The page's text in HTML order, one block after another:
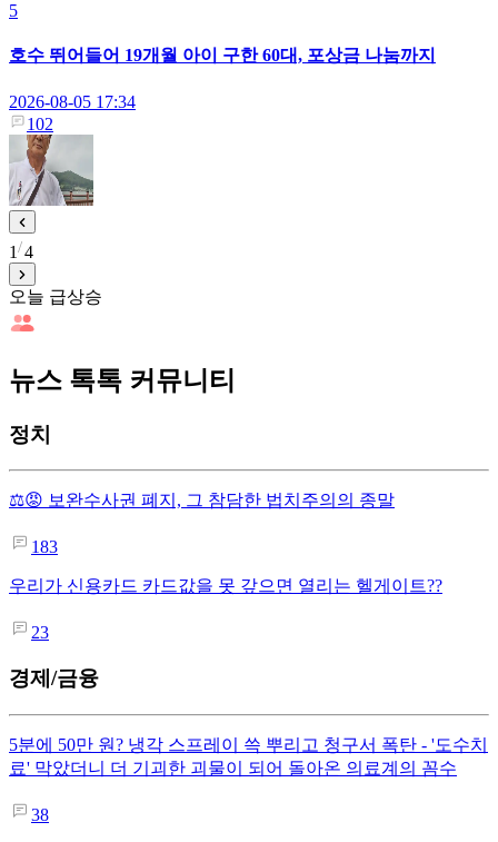
5
호수 뛰어들어 19개월 아이 구한 60대, 포상금 나눔까지
2026-08-05 17:34
102
1 4
오늘 급상승
뉴스 톡톡 커뮤니티
정치
⚖️😡 보완수사권 폐지, 그 참담한 법치주의의 종말
183
우리가 신용카드 카드값을 못 갚으면 열리는 헬게이트??
23
경제/금융
5분에 50만 원? 냉각 스프레이 쓱 뿌리고 청구서 폭탄 - '도수치
료' 막았더니 더 기괴한 괴물이 되어 돌아온 의료계의 꼼수
38